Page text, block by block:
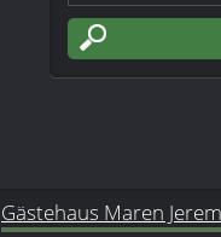
Gästehaus Maren